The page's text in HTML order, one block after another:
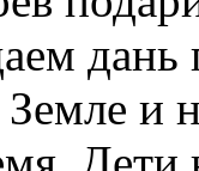
дань
и